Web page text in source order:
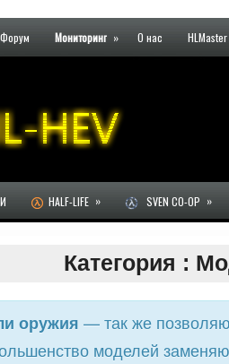
Форум Мониторинг » О нас HLMaster
HALF-LIFE » SVEN CO-OP »
Категория :
оружия — так же
моделей